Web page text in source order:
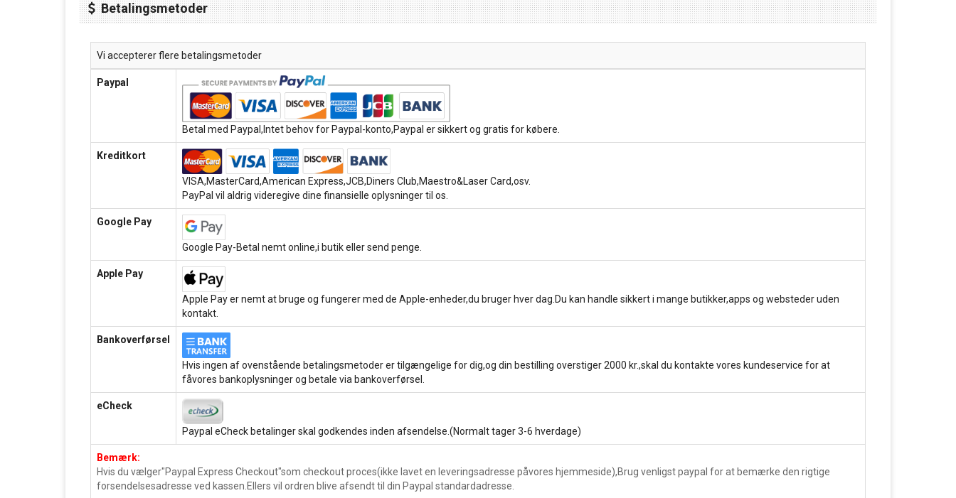
Betalingsmetoder
Vi accepterer flere betalingsmetoder
Paypal
Betal med Paypal,Intet behov for Paypal-konto,Paypal er sikkert og gratis for købere.
Kreditkort
VISA,MasterCard,American Express,JCB,Diners Club,Maestro&Laser Card,osv.
PayPal vil aldrig videregive dine finansielle oplysninger til os.
Google Pay
Google Pay-Betal nemt online,i butik eller send penge.
Apple Pay
Apple Pay er nemt at bruge og fungerer med de Apple-enheder,du bruger hver dag.Du kan handle sikkert i mange butikker,apps og websteder uden
kontakt.
Bankoverførsel
Hvis ingen af ovenstående betalingsmetoder er tilgængelige for dig,og din bestilling overstiger 2000 kr.,skal du kontakte vores kundeservice for at
fåvores bankoplysninger og betale via bankoverførsel.
eCheck
Paypal eCheck betalinger skal godkendes inden afsendelse.(Normalt tager 3-6 hverdage)
Bemærk:
Hvis du vælger"Paypal Express Checkout"som checkout proces(ikke lavet en leveringsadresse påvores hjemmeside),Brug venligst paypal for at bemærke den rigtige
forsendelsesadresse ved kassen.Ellers vil ordren blive afsendt til din Paypal standardadresse.